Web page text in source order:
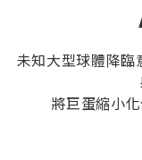
HK,
未知大型球體降臨
將巨蛋縮小